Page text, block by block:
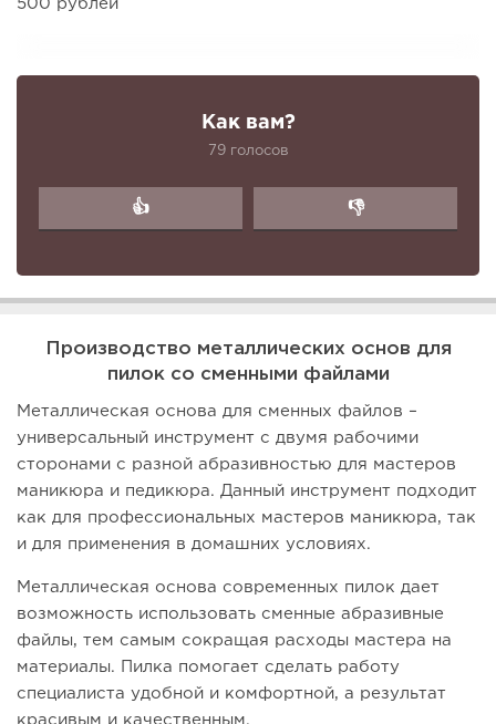
500 рублей
Как вам?
79 голосов
👍 👎
Производство металлических основ для
пилок со сменными файлами
Металлическая основа для сменных файлов –
универсальный инструмент с двумя рабочими
сторонами с разной абразивностью для мастеров
маникюра и педикюра. Данный инструмент подходит
как для профессиональных мастеров маникюра, так
и для применения в домашних условиях.
Металлическая основа современных пилок дает
возможность использовать сменные абразивные
файлы, тем самым сокращая расходы мастера на
материалы. Пилка помогает сделать работу
специалиста удобной и комфортной, а результат
красивым и качественным.